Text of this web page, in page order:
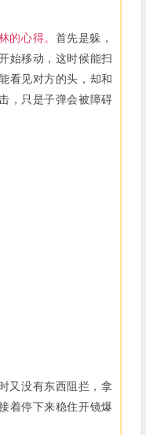
的心得。 首先是躲，
始移动，这时候能扫
看见对方的头，却和
，只是子弹会被障碍
又没有东西阻拦，拿
着停下来稳住开镜爆